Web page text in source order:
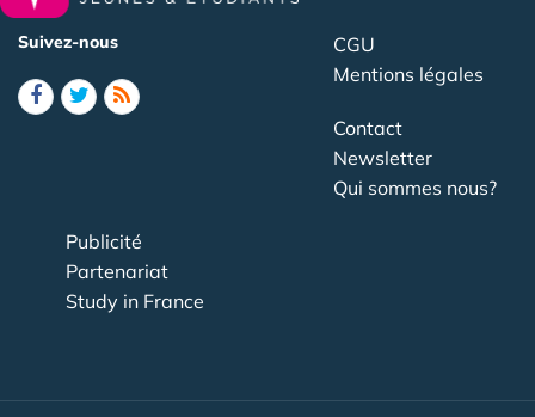
Suivez-nous
CGU
Mentions légales
Contact
Newsletter
Qui sommes nous?
Publicité
Partenariat
Study in France